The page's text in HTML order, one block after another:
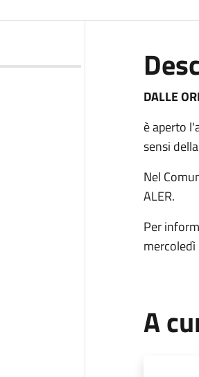
DALLE
è aperto
sensi
Nel
ALER.
Per
A